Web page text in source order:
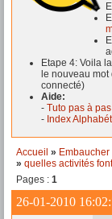
Etape 4: Voila
le nouveau
connecté)
Aide:
- Tuto pas à
- Index
Accueil »
» quelles activités
Pages : 1
26-01-2010